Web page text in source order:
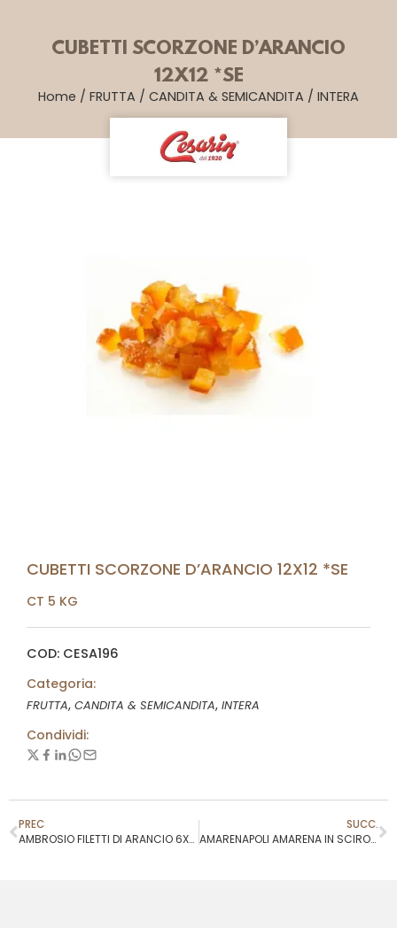
CUBETTI SCORZONE D’ARANCIO
12X12 *SE
Home / FRUTTA / CANDITA & SEMICANDITA / INTERA
CUBETTI SCORZONE D’ARANCIO 12X12 *SE
CT 5 KG
COD: CESA196
Categoria:
FRUTTA, CANDITA & SEMICANDITA, INTERA
Condividi:
PREC
AMBROSIO FILETTI DI ARANCIO 6X60
SUCC.
AMARENAPOLI AMARENA IN SCIROPPO